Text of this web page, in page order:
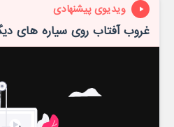
ویدیوی پیشنهادی
غروب آفتاب روی سیاره های